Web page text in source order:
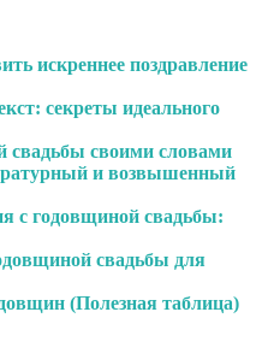
искреннее поздравление
секреты идеального
свадьбы своими словами
и возвышенный
с годовщиной свадьбы:
свадьбы для
(Полезная таблица)